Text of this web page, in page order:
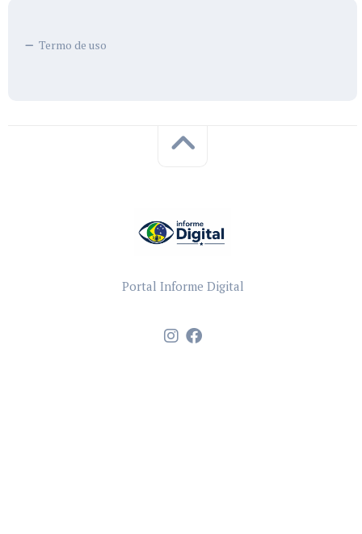
Termo de uso
Portal Informe Digital